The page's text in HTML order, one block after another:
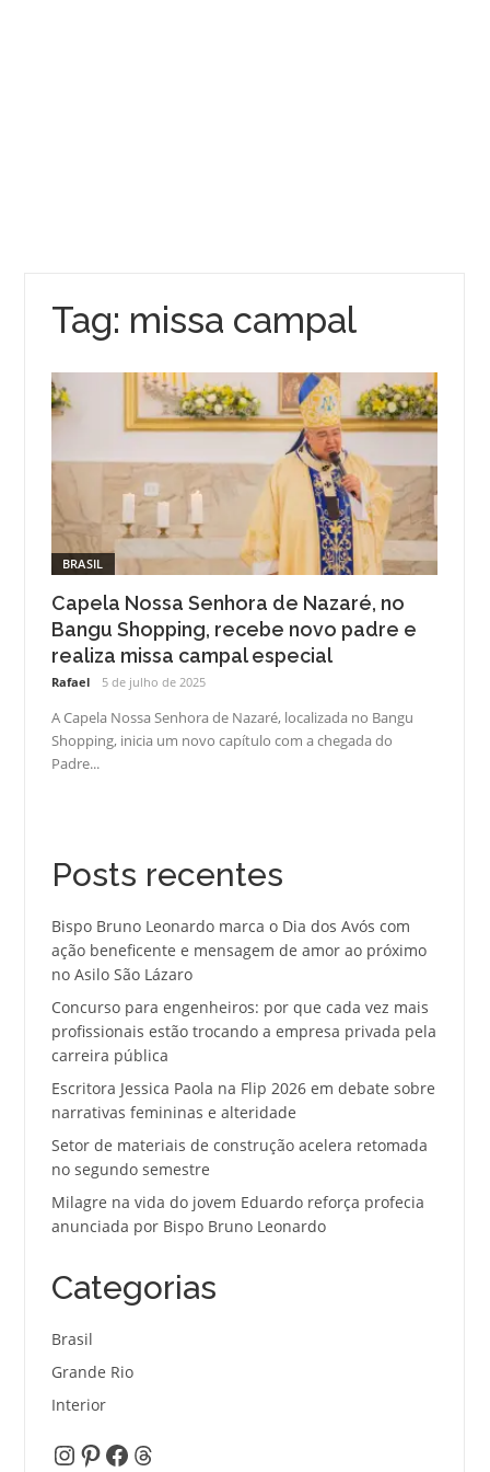
Tag: missa campal
BRASIL
Capela Nossa Senhora de Nazaré, no
Bangu Shopping, recebe novo padre e
realiza missa campal especial
Rafael 5 de julho de 2025
A Capela Nossa Senhora de Nazaré, localizada no Bangu
Shopping, inicia um novo capítulo com a chegada do
Padre...
Posts recentes
Bispo Bruno Leonardo marca o Dia dos Avós com
ação beneficente e mensagem de amor ao próximo
no Asilo São Lázaro
Concurso para engenheiros: por que cada vez mais
profissionais estão trocando a empresa privada pela
carreira pública
Escritora Jessica Paola na Flip 2026 em debate sobre
narrativas femininas e alteridade
Setor de materiais de construção acelera retomada
no segundo semestre
Milagre na vida do jovem Eduardo reforça profecia
anunciada por Bispo Bruno Leonardo
Categorias
Brasil
Grande Rio
Interior
Instagram
Pinterest
Facebook
Threads